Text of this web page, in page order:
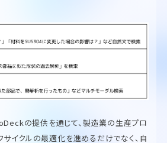
の提供を通じて、製造業の生産プロ
イクルの最適化を進めるだけでなく、自